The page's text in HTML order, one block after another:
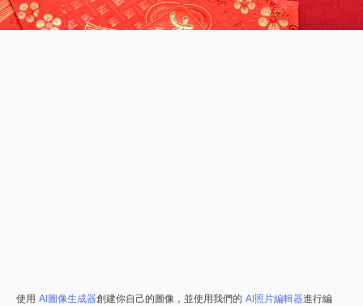
使用 AI圖像生成器創建你自己的圖像，並使用我們的 AI照片編輯器進行編